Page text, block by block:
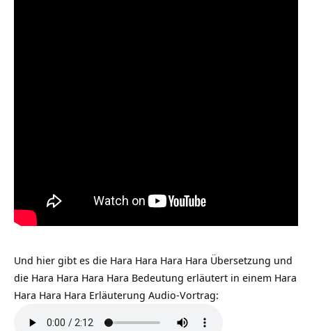
Und hier gibt es die Hara Hara Hara Hara Übersetzung und
die Hara Hara Hara Hara Bedeutung erläutert in einem Hara
Hara Hara Hara Erläuterung Audio-Vortrag: